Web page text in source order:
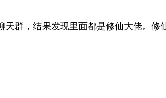
群，结果发现里面都是修仙大佬。修